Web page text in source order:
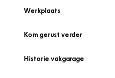
Werkplaats
Kom gerust verder
Historie vakgarage